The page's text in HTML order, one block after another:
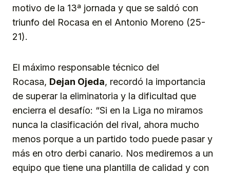
motivo de la 13ª jornada y que se saldó con
triunfo del Rocasa en el Antonio Moreno (25-
21).
El máximo responsable técnico del
Rocasa, Dejan Ojeda, recordó la importancia
de superar la eliminatoria y la dificultad que
encierra el desafío: “Si en la Liga no miramos
nunca la clasificación del rival, ahora mucho
menos porque a un partido todo puede pasar y
más en otro derbi canario. Nos mediremos a un
equipo que tiene una plantilla de calidad y con